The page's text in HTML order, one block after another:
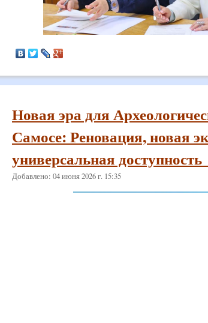
Новая эра для
Самосе: Реновация, новая
универсальная
Добавлено: 04 июня 2026 г. 15:35